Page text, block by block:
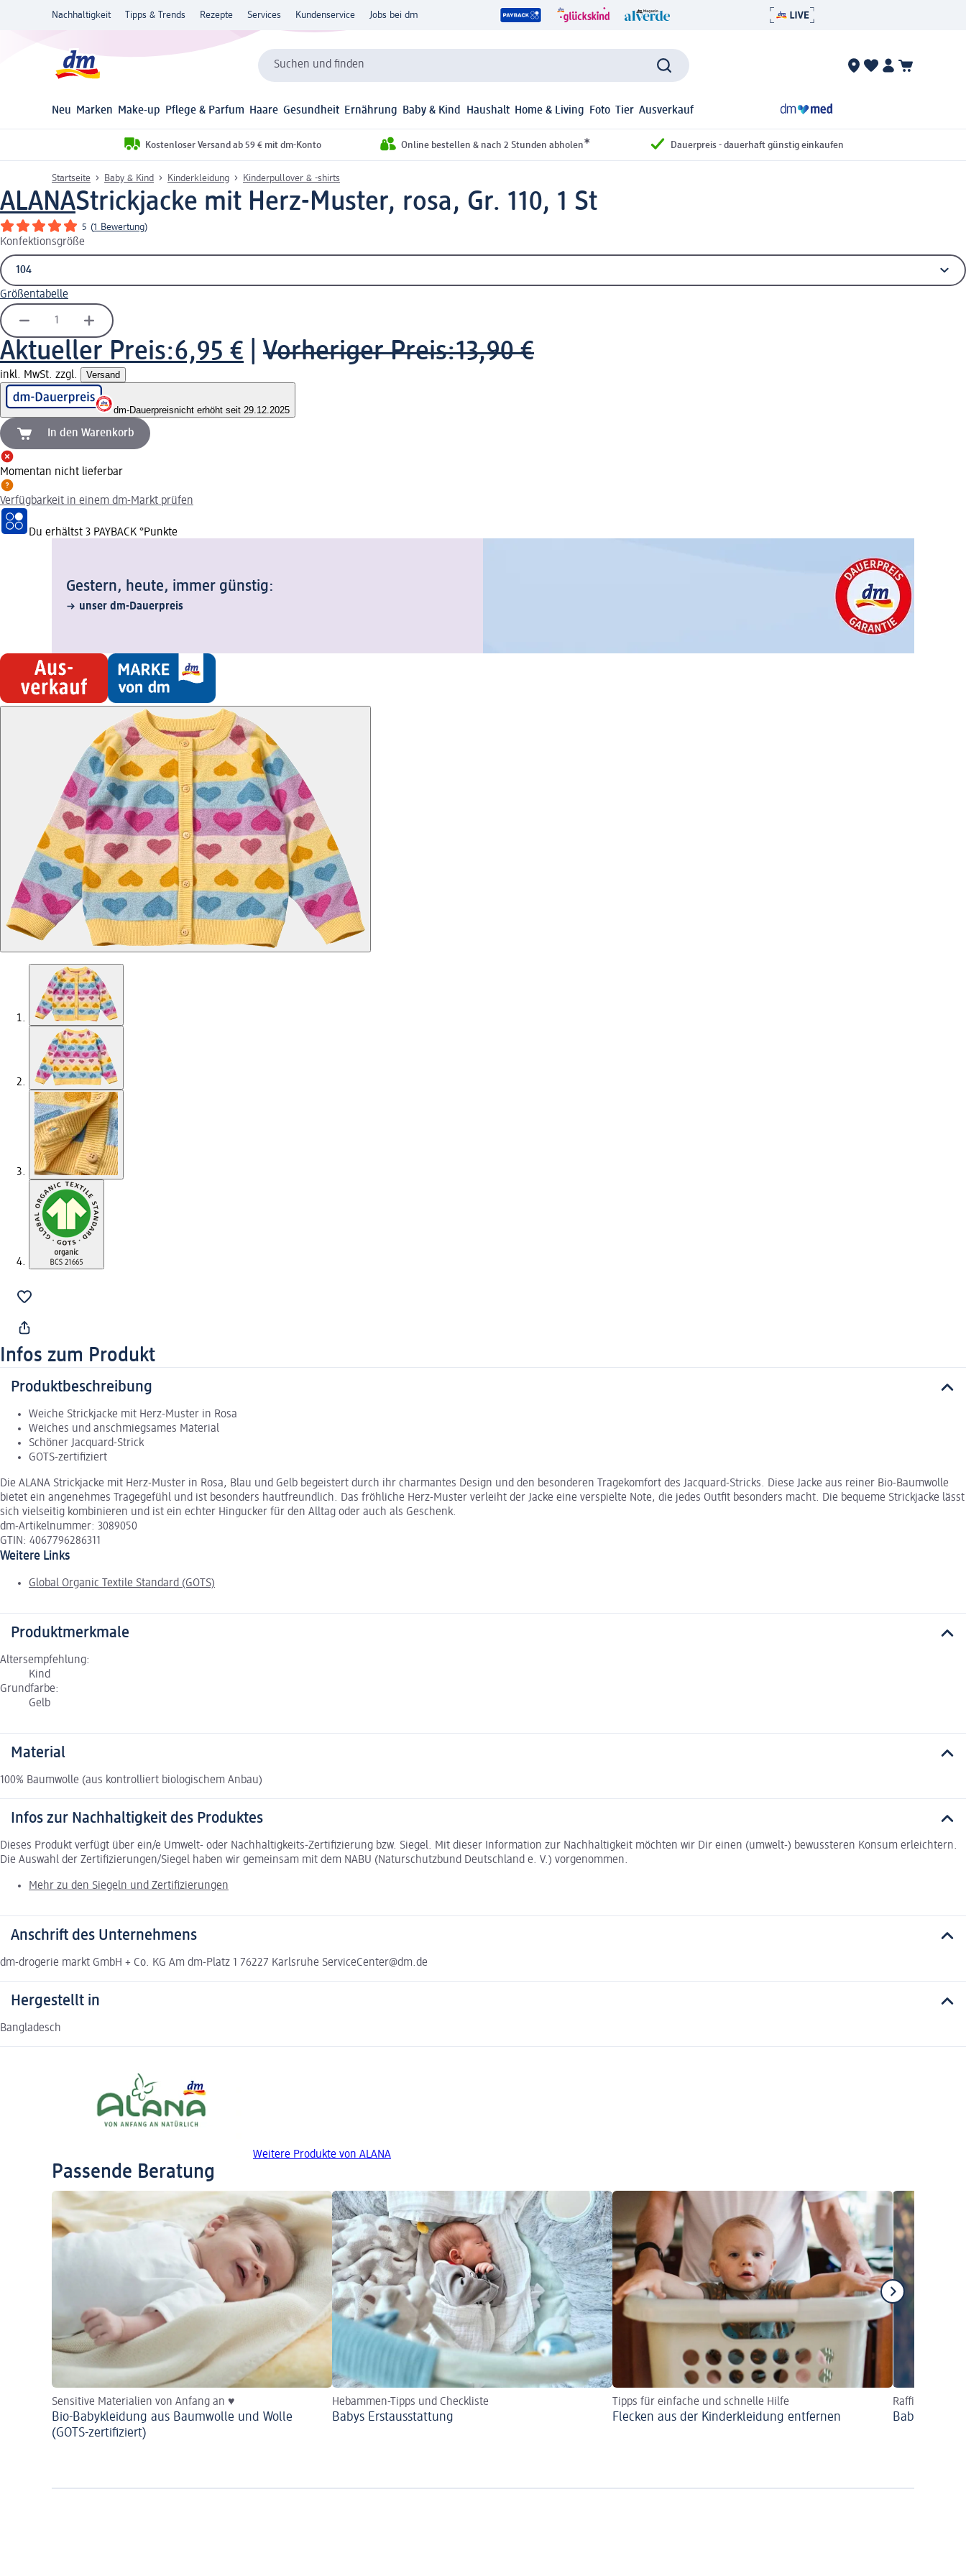
Nachhaltigkeit Tipps & Trends Rezepte Services Kundenservice Jobs bei dm
Suchen und finden
Neu Marken Make-up Pflege & Parfum Haare Gesundheit Ernährung Baby & Kind Haushalt Home & Living Foto Tier Ausverkauf
Kostenloser Versand ab 59 € mit dm-Konto Online bestellen & nach 2 Stunden abholen* Dauerpreis - dauerhaft günstig einkaufen
Startseite Baby & Kind Kinderkleidung Kinderpullover & -shirts
ALANAStrickjacke mit Herz-Muster, rosa, Gr. 110, 1 St
5 (1 Bewertung)
Konfektionsgröße
Größentabelle
Aktueller Preis:6,95 € Vorheriger Preis:13,90 €
inkl. MwSt. zzgl. Versand
dm-Dauerpreisnicht erhöht seit 29.12.2025
In den Warenkorb
Momentan nicht lieferbar
Verfügbarkeit in einem dm-Markt prüfen
Du erhältst 3 PAYBACK °Punkte
Gestern, heute, immer günstig:
unser dm-Dauerpreis
Infos zum Produkt
Produktbeschreibung
Weiche Strickjacke mit Herz-Muster in Rosa
Weiches und anschmiegsames Material
Schöner Jacquard-Strick
GOTS-zertifiziert
Die ALANA Strickjacke mit Herz-Muster in Rosa, Blau und Gelb begeistert durch ihr charmantes Design und den besonderen Tragekomfort des Jacquard-Stricks. Diese Jacke aus reiner Bio-Baumwolle
bietet ein angenehmes Tragegefühl und ist besonders hautfreundlich. Das fröhliche Herz-Muster verleiht der Jacke eine verspielte Note, die jedes Outfit besonders macht. Die bequeme Strickjacke lässt
sich vielseitig kombinieren und ist ein echter Hingucker für den Alltag oder auch als Geschenk.
dm-Artikelnummer: 3089050
GTIN: 4067796286311
Weitere Links
Global Organic Textile Standard (GOTS)
Produktmerkmale
Altersempfehlung:
Kind
Grundfarbe:
Gelb
Material
100% Baumwolle (aus kontrolliert biologischem Anbau)
Infos zur Nachhaltigkeit des Produktes
Dieses Produkt verfügt über ein/e Umwelt- oder Nachhaltigkeits-Zertifizierung bzw. Siegel. Mit dieser Information zur Nachhaltigkeit möchten wir Dir einen (umwelt-) bewussteren Konsum erleichtern.
Die Auswahl der Zertifizierungen/Siegel haben wir gemeinsam mit dem NABU (Naturschutzbund Deutschland e. V.) vorgenommen.
Mehr zu den Siegeln und Zertifizierungen
Anschrift des Unternehmens
dm-drogerie markt GmbH + Co. KG Am dm-Platz 1 76227 Karlsruhe ServiceCenter@dm.de
Hergestellt in
Bangladesch
Weitere Produkte von ALANA
Passende Beratung
Sensitive Materialien von Anfang an ♥
Bio-Babykleidung aus Baumwolle und Wolle
(GOTS-zertifiziert)
Hebammen-Tipps und Checkliste
Babys Erst­aus­stattung
Tipps für einfache und schnelle Hilfe
Flecken aus der Kinderkleidung entfernen
Raffinierte